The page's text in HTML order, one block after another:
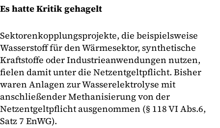
Es hatte Kritik gehagelt
Sektorenkopplungsprojekte, die beispielsweise
Wasserstoff für den Wärmesektor, synthetische
Kraftstoffe oder Industrieanwendungen nutzen,
fielen damit unter die Netzentgeltpflicht. Bisher
waren Anlagen zur Wasserelektrolyse mit
anschließender Methanisierung von der
Netzentgeltpflicht ausgenommen (§ 118 VI Abs.6,
Satz 7 EnWG).